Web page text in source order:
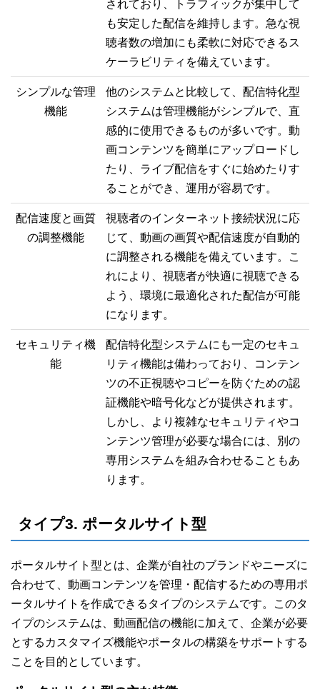
されており、トラフィックが集中して
も安定した配信を維持します。急な視
聴者数の増加にも柔軟に対応できるス
ケーラビリティを備えています。
シンプルな管理
機能
他のシステムと比較して、配信特化型
システムは管理機能がシンプルで、直
感的に使用できるものが多いです。動
画コンテンツを簡単にアップロードし
たり、ライブ配信をすぐに始めたりす
ることができ、運用が容易です。
配信速度と画質
の調整機能
視聴者のインターネット接続状況に応
じて、動画の画質や配信速度が自動的
に調整される機能を備えています。こ
れにより、視聴者が快適に視聴できる
よう、環境に最適化された配信が可能
になります。
セキュリティ機
能
配信特化型システムにも一定のセキュ
リティ機能は備わっており、コンテン
ツの不正視聴やコピーを防ぐための認
証機能や暗号化などが提供されます。
しかし、より複雑なセキュリティやコ
ンテンツ管理が必要な場合には、別の
専用システムを組み合わせることもあ
ります。
タイプ3. ポータルサイト型
ポータルサイト型とは、企業が自社のブランドやニーズに
合わせて、動画コンテンツを管理・配信するための専用ポ
ータルサイトを作成できるタイプのシステムです。このタ
イプのシステムは、動画配信の機能に加えて、企業が必要
とするカスタマイズ機能やポータルの構築をサポートする
ことを目的としています。